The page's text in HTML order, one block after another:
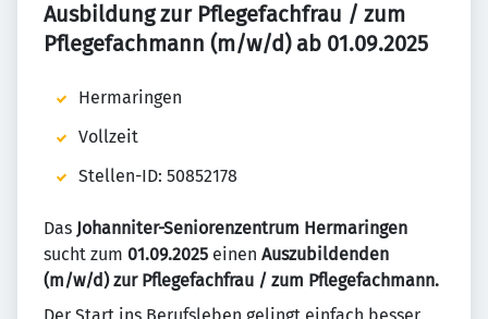
Ausbildung zur Pflegefachfrau / zum
Pflegefachmann (m/w/d) ab 01.09.2025
Hermaringen
Vollzeit
Stellen-ID: 50852178
Das Johanniter-Seniorenzentrum Hermaringen
sucht zum 01.09.2025 einen Auszubildenden
(m/w/d) zur Pflegefachfrau / zum Pflegefachmann.